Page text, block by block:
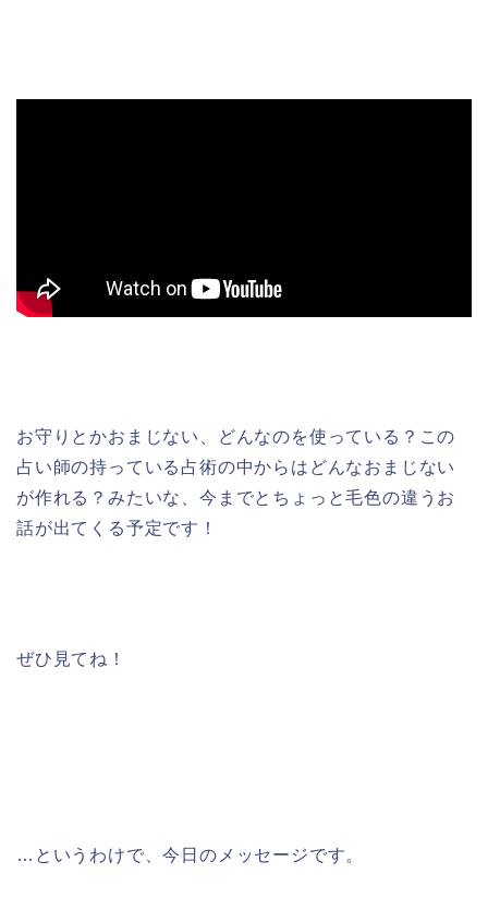
お守りとかおまじない、どんなのを使っている？この
占い師の持っている占術の中からはどんなおまじない
が作れる？みたいな、今までとちょっと毛色の違うお
話が出てくる予定です！
ぜひ見てね！
…というわけで、今日のメッセージです。